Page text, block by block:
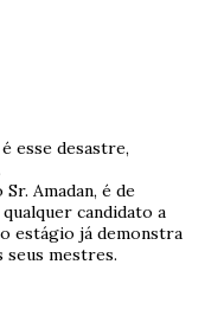
esse desastre,
Amadan, é de
candidato a
estágio já demonstra
seus mestres.